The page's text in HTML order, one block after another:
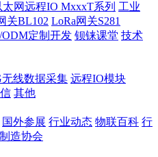
太网远程IO MxxxT系列 工业
关BL102 LoRa网关S281
ODM定制开发 钡铼课堂 技术
无线数据采集 远程IO模块
其他
国外参展 行业动态 物联百科 行
造协会